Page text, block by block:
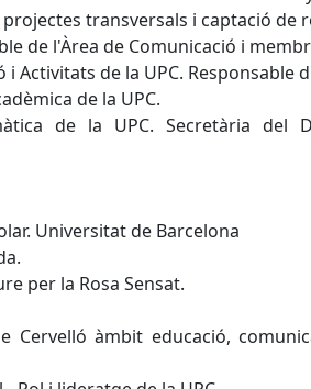
transversals i captació de
de l'Àrea de Comunicació i
Activitats de la UPC. Responsable
de la UPC.
de la UPC. Secretària del
Universitat de Barcelona
per la Rosa Sensat.
Cervelló àmbit educació,